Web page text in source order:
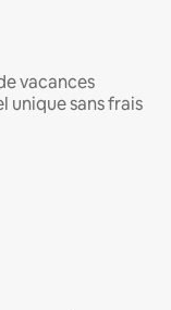
vacances
unique sans frais